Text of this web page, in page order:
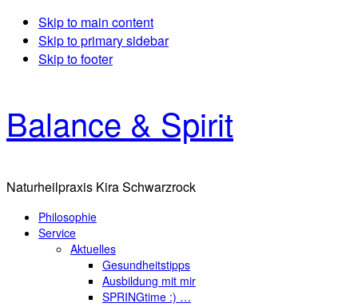
Skip to main content
Skip to primary sidebar
Skip to footer
Balance & Spirit
Naturheilpraxis Kira Schwarzrock
Philosophie
Service
Aktuelles
Gesundheitstipps
Ausbildung mit mir
SPRINGtime :) …